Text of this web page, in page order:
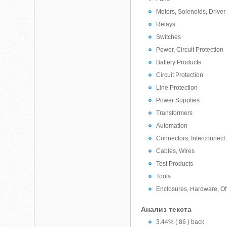
Motors, Solenoids, Driver
Relays
Switches
Power, Circuit Protection
Battery Products
Circuit Protection
Line Protection
Power Supplies
Transformers
Automation
Connectors, Interconnect
Cables, Wires
Test Products
Tools
Enclosures, Hardware,
Анализ текста
3.44% ( 86 ) back